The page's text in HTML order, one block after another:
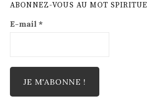
ABONNEZ-VOUS AU MOT
E-mail *